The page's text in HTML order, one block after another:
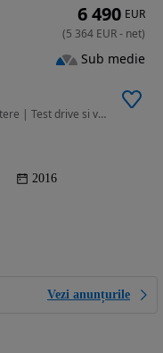
1422 cm3 • 90 CP • Rulaj Certificat | Finanatere | Test drive si verificare
2016
Vezi anunțurile
6 490 EUR
(5 364 EUR- net)
Sub medie